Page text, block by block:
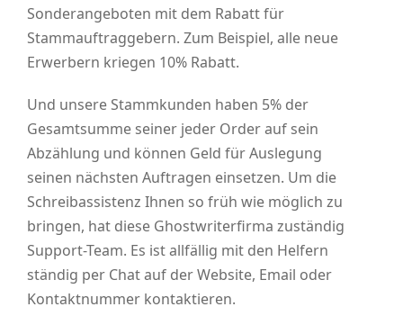
Sonderangeboten mit dem Rabatt für
Stammauftraggebern. Zum Beispiel, alle neue
Erwerbern kriegen 10% Rabatt.
Und unsere Stammkunden haben 5% der
Gesamtsumme seiner jeder Order auf sein
Abzählung und können Geld für Auslegung
seinen nächsten Auftragen einsetzen. Um die
Schreibassistenz Ihnen so früh wie möglich zu
bringen, hat diese Ghostwriterfirma zuständig
Support-Team. Es ist allfällig mit den Helfern
ständig per Chat auf der Website, Email oder
Kontaktnummer kontaktieren.